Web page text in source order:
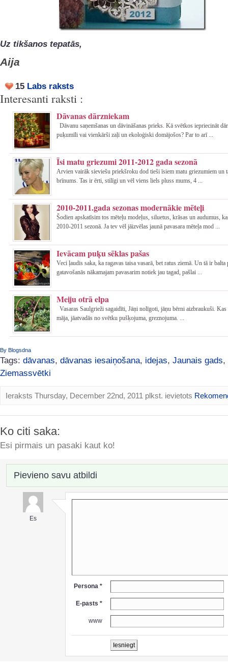
Uz tikšanos tepatās,
Aija
15 Labs raksts
Interesanti raksti :
Dāvanas dārzniekam
Dāvanu saņemšanas un dāvināšanas prieks. Kā svētkos iepriecināt
puķumīli vai vienkārši zaļi un ekoloģiski domājošos? Par to arī ...
Īsi matu griezumi 2011-2012 gada sezonā
Arvien vairāk sieviešu priekšroku dod tieši īsiem matu griezumiem un
brīnums. Tas ir ērti, stilīgi un vēl viens liels pluss mums, 4 ...
2010-2011.gada sezonas modernākie mēteļi
Šodien apskatīsim tos mēteļu modeļus, siluetus, krāsas un audumus,
2010-2011 sezonā. Ja tev vēl jāizvēlas jaunā pavasara mēteļa mod ...
Ievācam puķu sēklas pašas
Veci ļaudis saka, ka ragavas taisa vasarā, bet ratus ziemā. Un tā ir
gatavošanās nākamajam pavasarim notiek jau tagad, pašlai ...
Meiju otrā elpa
Vasaras Saulgrieži sagaidīti, Jāņi nolīgoti, jāņu bērni aizbraukuši. Kas
māja, jāatvadās no svētku pušķojuma, greznojuma. ...
By Blogsdna
Tags: dāvanas, dāvanas iesaiņošana, idejas, Jaunais gads,
Ziemassvētki
Ieraksts Thursday, December 22nd, 2011 plkst. ievietots
Ko citi saka:
Esi pirmais un pasaki kaut ko!
Pievieno savu atbildi
Es
Persona *
E-pasts *
www